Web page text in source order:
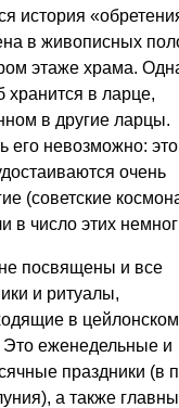
история
в живописных
этаже храма.
хранится в ларце,
в другие ларцы.
его невозможно:
очень
(советские
в число этих
посвящены и все
и ритуалы,
в цейлонском
еженедельные и
праздники (в
а также